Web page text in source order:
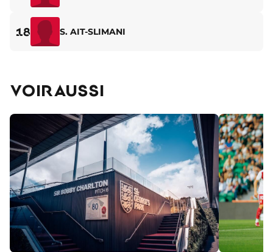
18 S. AIT-SLIMANI
VOIR AUSSI